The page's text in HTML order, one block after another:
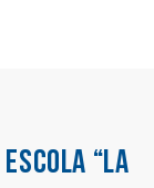
ESCOLA “LA